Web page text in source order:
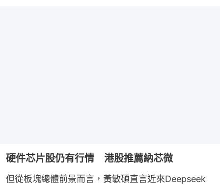
硬件芯片股仍有行情 港股推薦納芯微
但從板塊總體前景而言，黃敏碩直言近來Deepseek